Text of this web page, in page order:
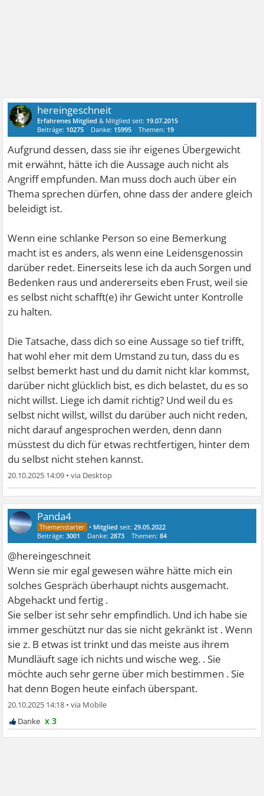
hereingeschneit
Erfahrenes Mitglied & Mitglied seit: 19.07.2015
Beiträge: 10275 Danke: 15995 Themen: 19
Aufgrund dessen, dass sie ihr eigenes Übergewicht
mit erwähnt, hätte ich die Aussage auch nicht als
Angriff empfunden. Man muss doch auch über ein
Thema sprechen dürfen, ohne dass der andere gleich
beleidigt ist.
Wenn eine schlanke Person so eine Bemerkung
macht ist es anders, als wenn eine Leidensgenossin
darüber redet. Einerseits lese ich da auch Sorgen und
Bedenken raus und andererseits eben Frust, weil sie
es selbst nicht schafft(e) ihr Gewicht unter Kontrolle
zu halten.
Die Tatsache, dass dich so eine Aussage so tief trifft,
hat wohl eher mit dem Umstand zu tun, dass du es
selbst bemerkt hast und du damit nicht klar kommst,
darüber nicht glücklich bist, es dich belastet, du es so
nicht willst. Liege ich damit richtig? Und weil du es
selbst nicht willst, willst du darüber auch nicht reden,
nicht darauf angesprochen werden, denn dann
müsstest du dich für etwas rechtfertigen, hinter dem
du selbst nicht stehen kannst.
20.10.2025 14:09 •
Panda4
• Mitglied seit:29.05.2022
Beiträge:3001 Danke:2873 Themen:84
@hereingeschneit
Wenn sie mir egal gewesen währe hätte mich ein
solches Gespräch überhaupt nichts ausgemacht.
Abgehackt und fertig .
Sie selber ist sehr sehr empfindlich. Und ich habe sie
immer geschützt nur das sie nicht gekränkt ist . Wenn
sie z. B etwas ist trinkt und das meiste aus ihrem
Mundläuft sage ich nichts und wische weg. . Sie
möchte auch sehr gerne über mich bestimmen . Sie
hat denn Bogen heute einfach überspant.
20.10.2025 14:18 •
x 3